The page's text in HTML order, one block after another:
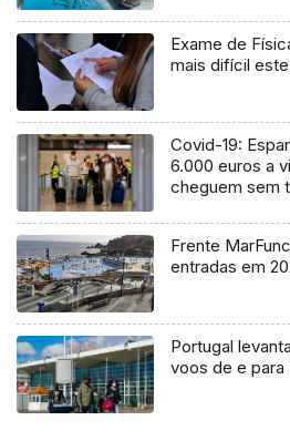
Exame de
mais difícil este
Covid-19:
6.000 euros a
cheguem sem
Frente
entradas em
Portugal
voos de e